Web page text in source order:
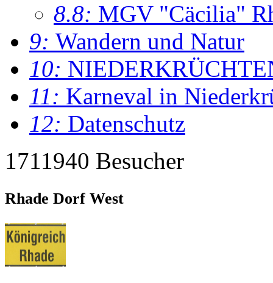
8.8: MGV "Cäcilia"
9: Wandern und Natur
10:
11: Karneval in
12: Datenschutz
1711940 Besucher
Rhade Dorf West